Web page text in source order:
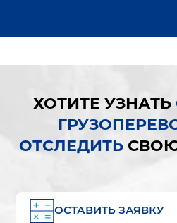
ХОТИТЕ УЗНАТЬ
ОТСЛЕДИТЬ
ОСТАВИТЬ ЗАЯВКУ